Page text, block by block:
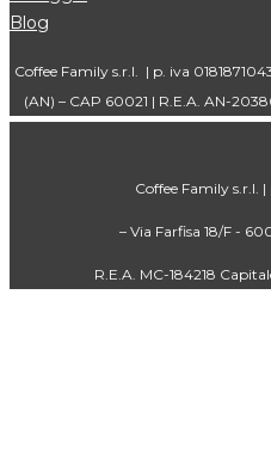
Blog
Coffee Family s.r.l. | p. iva
(AN) – CAP 60021 | R.E.A. AN-
Coffee Family s.r.l.
– Via Farfisa 18/F -
R.E.A. MC-184218